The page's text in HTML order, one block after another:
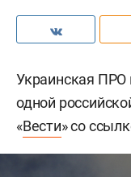
Украинская ПРО
одной
«Вести» со